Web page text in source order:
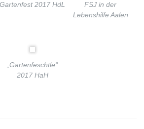
Gartenfest 2017 HdL
FSJ in der
Lebenshilfe Aalen
„Gartenfeschtle“
2017 HaH